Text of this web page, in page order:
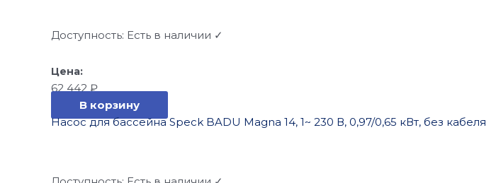
Доступность: Есть в наличии ✓
62 442 ₽
В корзину
Насос для бассейна Speck BADU Magna 14, 1~ 230 В, 0,97/0,65 кВт, без кабеля